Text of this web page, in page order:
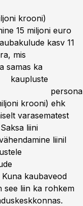
krooni)
15 miljoni euro
kasv 11
mis
samas ka
kaupluste
krooni) ehk
varasematest
liini
liinil
kaubaveod
see liin ka rohkem